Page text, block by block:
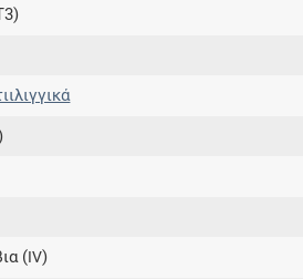
ενδείξεις και αγωγές για
και ιατρικές πράξεις
μαζί σας γεγονότα της
σήμερα
(IV)